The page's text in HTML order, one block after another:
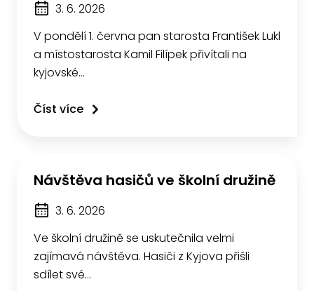
3. 6. 2026
V pondělí 1. června pan starosta František Lukl
a místostarosta Kamil Filípek přivítali na
kyjovské…
Číst více
Návštěva hasičů ve školní družině
3. 6. 2026
Ve školní družině se uskutečnila velmi
zajímavá návštěva. Hasiči z Kyjova přišli
sdílet své…